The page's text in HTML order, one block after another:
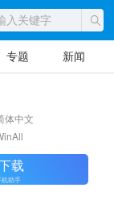
专题 新闻
体中文
载
机助手